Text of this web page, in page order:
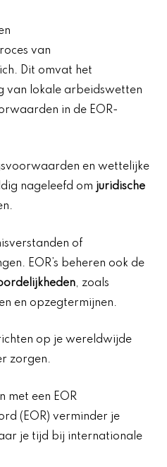
van
Dit omvat het
van lokale arbeidswetten
in de EOR-
en wettelijke
nageleefd om juridische
of
EOR’s beheren ook de
, zoals
en opzegtermijnen.
op je wereldwijde
zorgen.
met een EOR
(EOR) verminder je
je tijd bij internationale